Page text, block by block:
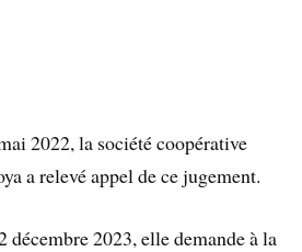
2022, la société coopérative
a relevé appel de ce jugement.
décembre 2023, elle demande à la